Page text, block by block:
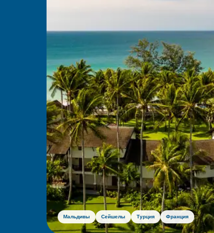
Мальдивы Сейшелы Турция Франция